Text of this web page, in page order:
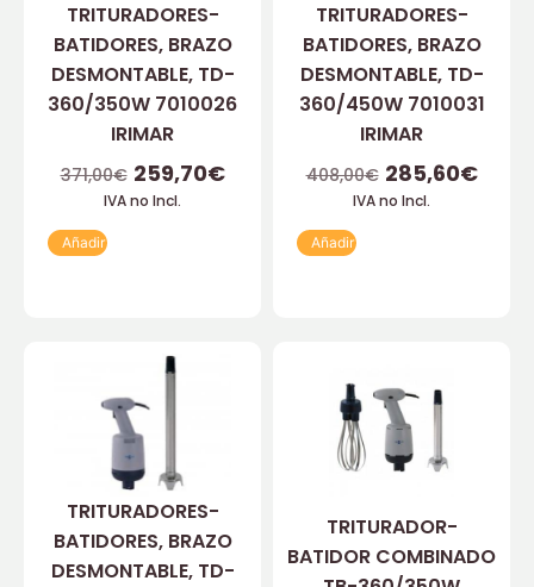
TRITURADORES-
BATIDORES, BRAZO
DESMONTABLE, TD-
360/350W 7010026
IRIMAR
371,00€ 259,70€
IVA no Incl.
Añadir
TRITURADORES-
BATIDORES, BRAZO
DESMONTABLE, TD-
360/450W 7010031
IRIMAR
408,00€ 285,60€
IVA no Incl.
Añadir
TRITURADORES-
BATIDORES, BRAZO
DESMONTABLE, TD-
TRITURADOR-
BATIDOR COMBINADO